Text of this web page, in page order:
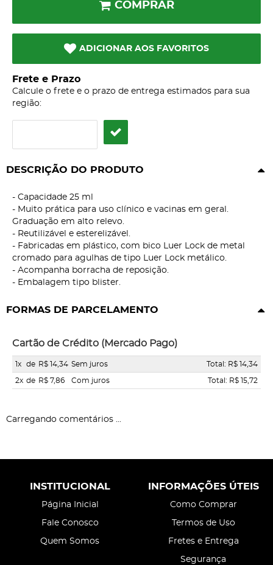
COMPRAR
ADICIONAR AOS FAVORITOS
Frete e Prazo
Calcule o frete e o prazo de entrega estimados para sua
região:
DESCRIÇÃO DO PRODUTO
- Capacidade 25 ml
- Muito prática para uso clínico e vacinas em geral.
Graduação em alto relevo.
- Reutilizável e esterelizável.
- Fabricadas em plástico, com bico Luer Lock de metal
cromado para agulhas de tipo Luer Lock metálico.
- Acompanha borracha de reposição.
- Embalagem tipo blister.
FORMAS DE PARCELAMENTO
Cartão de Crédito (Mercado Pago)
1x de R$ 14,34 Sem juros Total: R$ 14,34
2x de R$ 7,86 Com juros Total: R$ 15,72
Carregando comentários ...
INSTITUCIONAL
Página Inicial
Fale Conosco
Quem Somos
INFORMAÇÕES ÚTEIS
Como Comprar
Termos de Uso
Fretes e Entrega
Segurança